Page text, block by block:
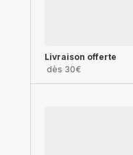
Livraison offerte
dès 30€